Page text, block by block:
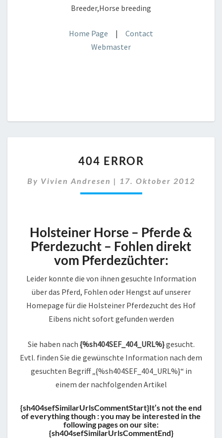
Breeder,Horse breeding
Home Page |
Contact
Webmaster
ERROR
404 ERROR
By Vivien Andresen | 17. Oktober 2012
Holsteiner Horse – Pferde &
Pferdezucht – Fohlen direkt
vom Pferdezüchter:
Leider konnte die von ihnen gesuchte Information
über das Pferd, Fohlen oder Hengst auf unserer
Homepage für die Holsteiner Pferdezucht des Hof
Eibens nicht sofort gefunden werden
Sie haben nach {%sh404SEF_404_URL%}gesucht.
Evtl. finden Sie die gewünschte Information nach dem
gesuchten Begriff „{%sh404SEF_404_URL%}“ in
einem der nachfolgenden Artikel
{sh404sefSimilarUrlsCommentStart}It’s not the end
of everything though : you may be interested in the
following pages on our site:
{sh404sefSimilarUrlsCommentEnd}